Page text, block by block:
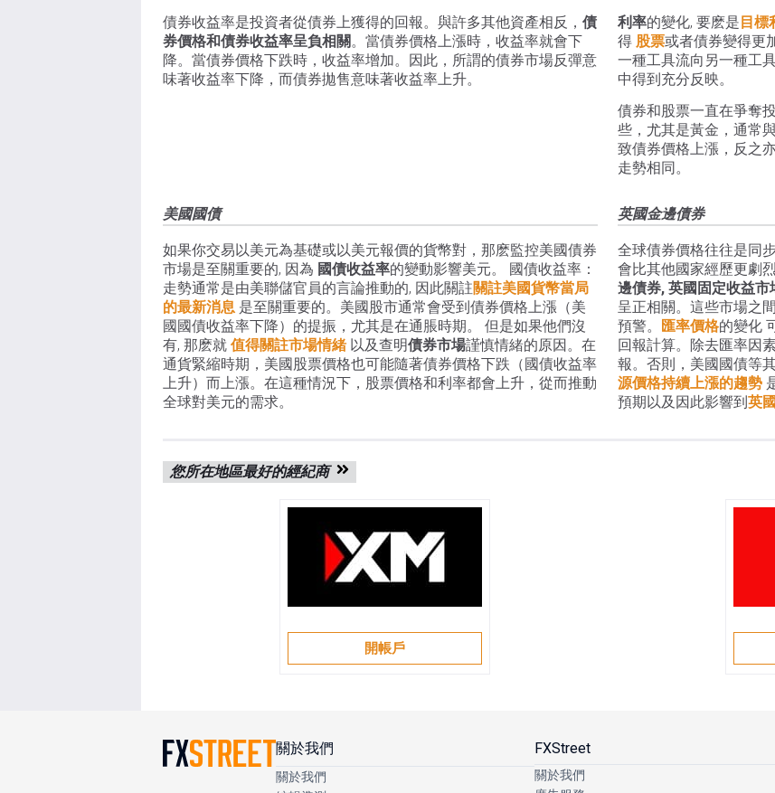
債券收益率是投資者從債券上獲得的回報。與許多其他資產相反， 債
券價格和債券收益率呈負相關。當債券價格上漲時，收益率就會下
降。當債券價格下跌時，收益率增加。因此，所謂的債券市場反彈意
味著收益率下降，而債券拋售意味著收益率上升。
利率的變化, 要麽是目標
得 股票或者債券變得更
一種工具流向另一種工
中得到充分反映。
債券和股票一直在爭奪
些，尤其是黃金，通常
致債券價格上漲，反之
走勢相同。
美國國債
如果你交易以美元為基礎或以美元報價的貨幣對，那麽監控美國債券
市場是至關重要的, 因為 國債收益率的變動影響美元。 國債收益率：
走勢通常是由美聯儲官員的言論推動的, 因此關註關註美國貨幣當局
的最新消息是至關重要的。美國股市通常會受到債券價格上漲（美
國國債收益率下降）的提振，尤其是在通脹時期。 但是如果他們沒
有, 那麽就 值得關註市場情緒以及查明債券市場謹慎情緒的原因。在
通貨緊縮時期，美國股票價格也可能隨著債券價格下跌（國債收益率
上升）而上漲。在這種情況下，股票價格和利率都會上升，從而推動
全球對美元的需求。
英國金邊債券
全球債券價格往往是同
會比其他國家經歷更劇
邊債券, 英國固定收益
呈正相關。這些市場之
預警。
匯率價格的變化
回報計算。除去匯率因
報。否則，美國國債等
源價格持續上漲的趨勢
預期以及因此影響到 英
您所在地區最好的經紀商
開帳戶
關於我們
關於我們
FXStreet
關於我們